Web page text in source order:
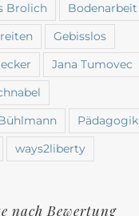
Brolich Bodenarbeit
Gebisslos
Jana Tumovec
Pädagogik
ways2liberty
nach Bewertung